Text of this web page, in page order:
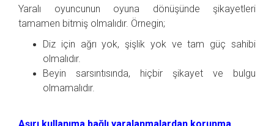
Yaralı oyuncunun oyuna dönüşünde şikayetleri
tamamen bitmiş olmalıdır. Örnegin;
Diz için ağrı yok, şişlik yok ve tam güç sahibi
olmalıdır.
Beyin sarsıntısında, hiçbir şikayet ve bulgu
olmamalıdır.